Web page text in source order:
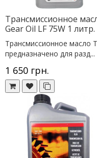
Трансмиссионное
Gear Oil LF 75W 1 литр.
Трансмиссионное масло
предназначено для разд...
1 650 грн.